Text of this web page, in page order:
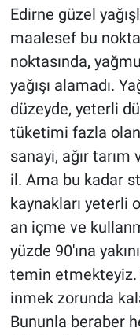
Edirne güzel
maalesef bu
noktasında,
yağışı alamadı.
düzeyde, yeterli
tüketimi fazla olan
sanayi, ağır
il. Ama bu kadar
kaynakları yeterli
an içme ve
yüzde 90'ına
temin etmekteyiz.
inmek zorunda
Bununla beraber